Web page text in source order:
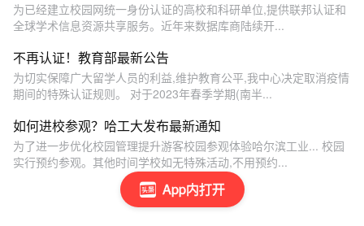
App内打开
为已经建立校园网统一身份认证的高校和科研单位,提供联邦认证和
全球学术信息资源共享服务。近年来数据库商陆续开...
不再认证！教育部最新公告
为切实保障广大留学人员的利益,维护教育公平,我中心决定取消疫情
期间的特殊认证规则。 对于2023年春季学期(南半...
如何进校参观？哈工大发布最新通知
为了进一步优化校园管理提升游客校园参观体验哈尔滨工业... 校园
实行预约参观。其他时间学校如无特殊活动,不用预约...